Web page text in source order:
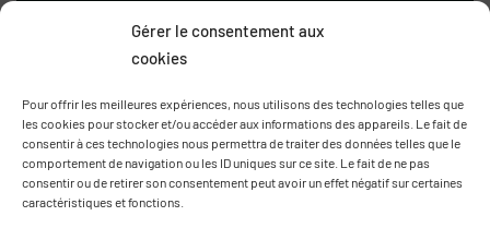
Gérer le consentement aux
cookies
Pour offrir les meilleures expériences, nous utilisons des technologies telles que
les cookies pour stocker et/ou accéder aux informations des appareils. Le fait de
consentir à ces technologies nous permettra de traiter des données telles que le
comportement de navigation ou les ID uniques sur ce site. Le fait de ne pas
consentir ou de retirer son consentement peut avoir un effet négatif sur certaines
caractéristiques et fonctions.